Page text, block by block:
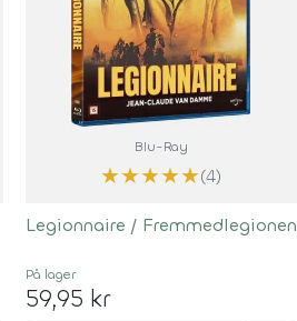
Blu-Ray
★★★★★(4)
Legionnaire / Fremmedlegionen
På lager
59,95 kr